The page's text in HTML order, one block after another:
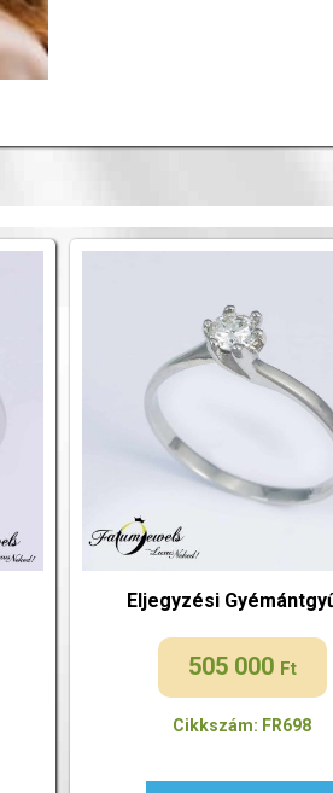
Eljegyzési
505 000 Ft
Cikkszám: FR698